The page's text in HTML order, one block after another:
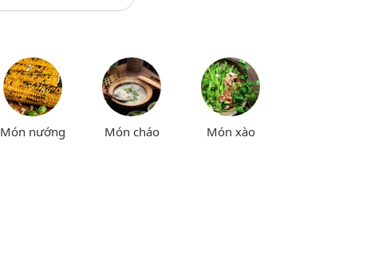
Món nướng Món cháo Món xào